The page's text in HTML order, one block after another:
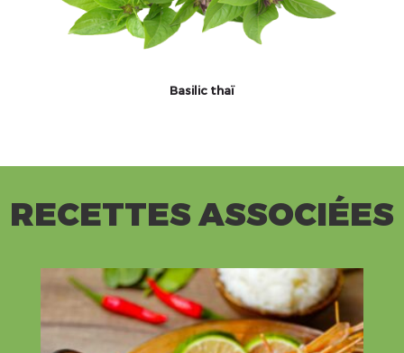
Basilic thaï
RECETTES ASSOCIÉES